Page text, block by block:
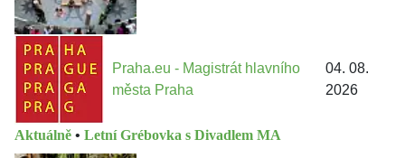
Praha.eu - Magistrát hlavního
města Praha
04. 08.
2026
Aktuálně • Letní Grébovka s Divadlem MA